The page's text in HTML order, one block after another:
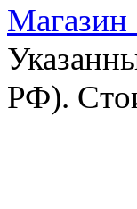
РФ).